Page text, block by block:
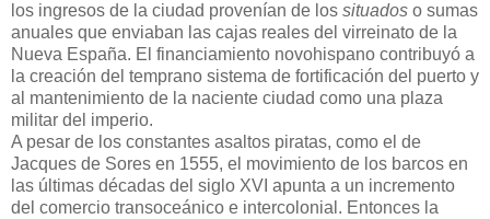
los ingresos de la ciudad provenían de los situados o sumas
anuales que enviaban las cajas reales del virreinato de la
Nueva España. El financiamiento novohispano contribuyó a
la creación del temprano sistema de fortificación del puerto y
al mantenimiento de la naciente ciudad como una plaza
militar del imperio.
A pesar de los constantes asaltos piratas, como el de
Jacques de Sores en 1555, el movimiento de los barcos en
las últimas décadas del siglo XVI apunta a un incremento
del comercio transoceánico e intercolonial. Entonces la